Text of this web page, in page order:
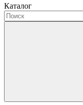
Каталог